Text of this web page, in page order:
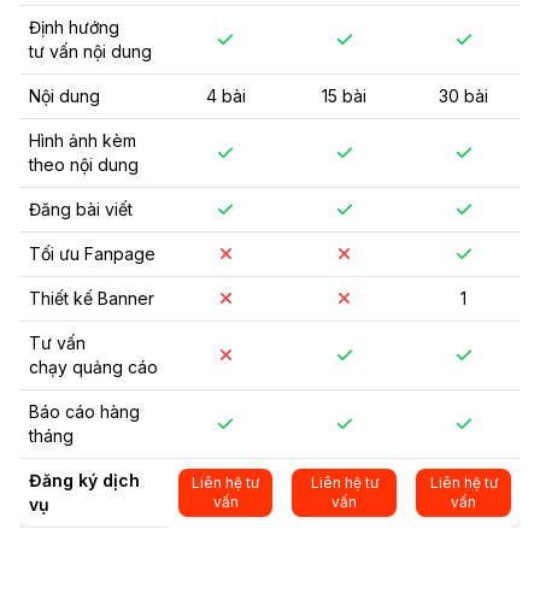
Định hướng
tư vấn nội dung
Nội dung 4 bài 15 bài 30 bài
Hình ảnh kèm
theo nội dung
Đăng bài viết
Tối ưu Fanpage
Thiết kế Banner 1
Tư vấn
chạy quảng cáo
Báo cáo hàng
tháng
Đăng ký dịch
vụ
Liên hệ tư
vấn
Liên hệ tư
vấn
Liên hệ tư
vấn